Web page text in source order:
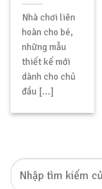
Nhà chơi liên
hoàn cho bé,
những mẫu
thiết kế mới
dành cho chủ
đầu [...]